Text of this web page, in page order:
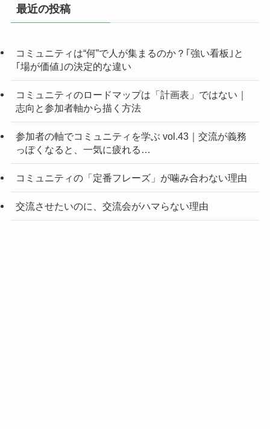
最近の投稿
コミュニティは“何”で人が集まるのか？｢強い看板｣と
｢場が価値｣の決定的な違い
コミュニティのロードマップは「計画表」ではない｜
志向と参加者軸から描く方法
参加者の軸でコミュニティを学ぶ vol.43｜交流が義務
っぽくなると、一気に疲れる…
コミュニティの「定番フレーズ」が噛み合わない理由
交流させたいのに、交流会がハマらない理由